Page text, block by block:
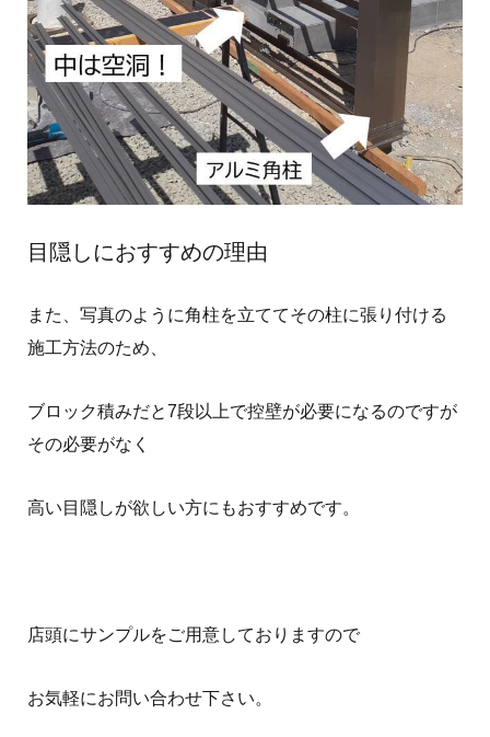
目隠しにおすすめの理由
また、写真のように角柱を立ててその柱に張り付ける
施工方法のため、
ブロック積みだと7段以上で控壁が必要になるのですが
その必要がなく
高い目隠しが欲しい方にもおすすめです。
店頭にサンプルをご用意しておりますので
お気軽にお問い合わせ下さい。